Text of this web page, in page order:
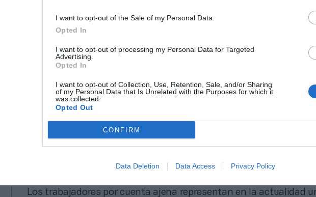
I want to opt-out of the Sale of my Personal Data.
Opted In
I want to opt-out of processing my Personal Data for Targeted
Advertising.
Opted In
I want to opt-out of Collection, Use, Retention, Sale, and/or Sharing
of my Personal Data that Is Unrelated with the Purposes for which it
was collected.
Opted Out
CONFIRM
Data Deletion Data Access Privacy Policy
Los trabajadores por cuenta ajena representan en la actualidad